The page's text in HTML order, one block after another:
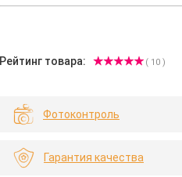
Рейтинг товара: ( 10 )
Фотоконтроль
Гарантия качества